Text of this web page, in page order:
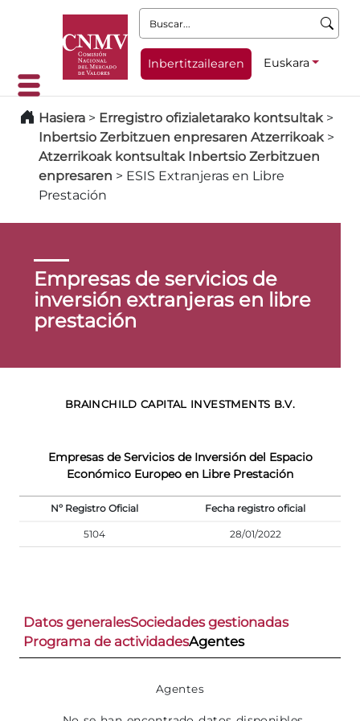
Buscar:
Inbertitzailearen Euskara
Hasiera > Erregistro ofizialetarako kontsultak>
Inbertsio Zerbitzuen enpresaren Atzerrikoak>
Atzerrikoak kontsultak Inbertsio Zerbitzuen
enpresaren > ESIS Extranjeras en Libre
Prestación
Empresas de servicios de
inversión extranjeras en libre
prestación
BRAINCHILD CAPITAL INVESTMENTS B.V.
Empresas de Servicios de Inversión del Espacio
Económico Europeo en Libre Prestación
Nº Registro Oficial Fecha registro oficial
5104 28/01/2022
Datos generalesSociedades gestionadas
Programa de actividadesAgentes
Agentes